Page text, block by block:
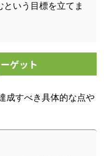
という目標を立てま
ゲット
成すべき具体的な点や